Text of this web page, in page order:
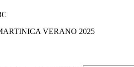
VERANO 2025